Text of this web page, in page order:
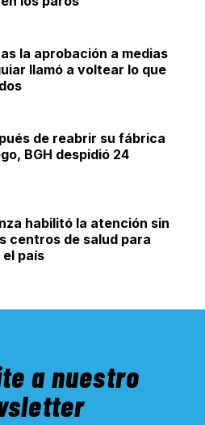
la aprobación a medias
llamó a voltear lo que
de reabrir su fábrica
BGH despidió 24
habilitó la atención sin
centros de salud para
país
a nuestro